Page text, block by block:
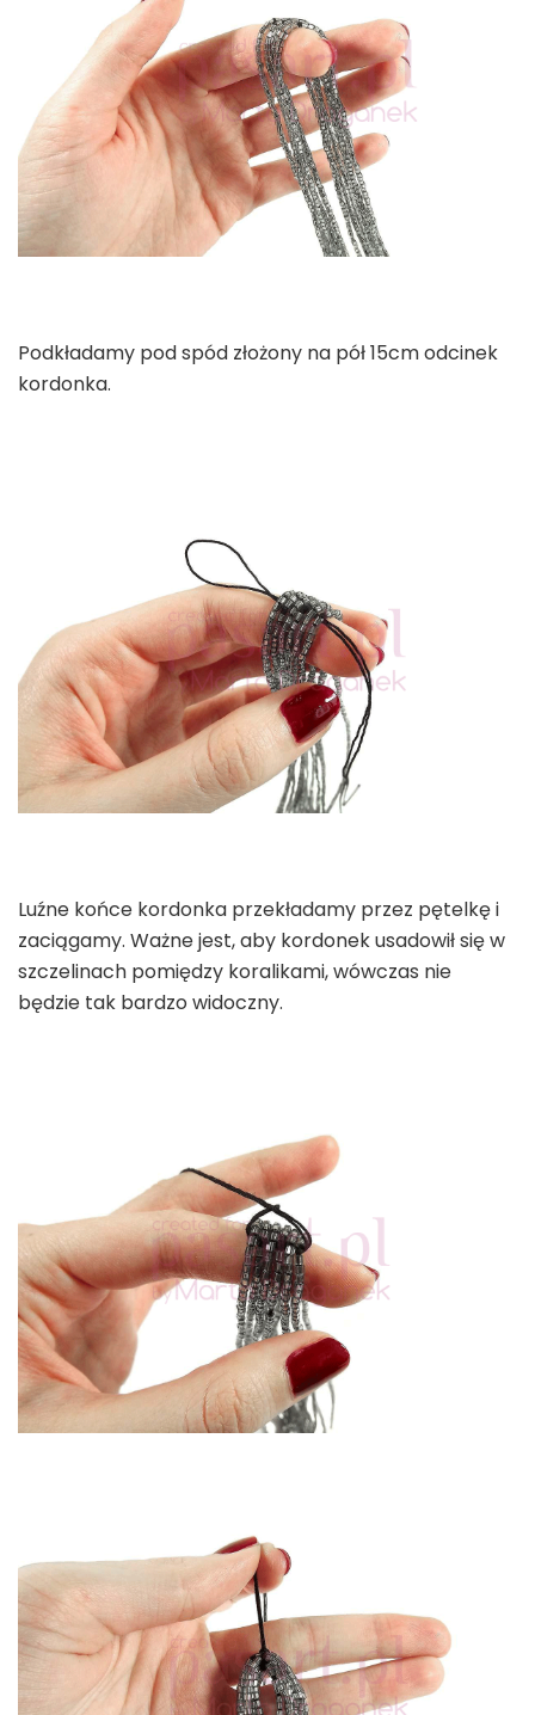
Podkładamy pod spód złożony na pół 15cm odcinek
kordonka.
Luźne końce kordonka przekładamy przez pętelkę i
zaciągamy. Ważne jest, aby kordonek usadowił się w
szczelinach pomiędzy koralikami, wówczas nie
będzie tak bardzo widoczny.